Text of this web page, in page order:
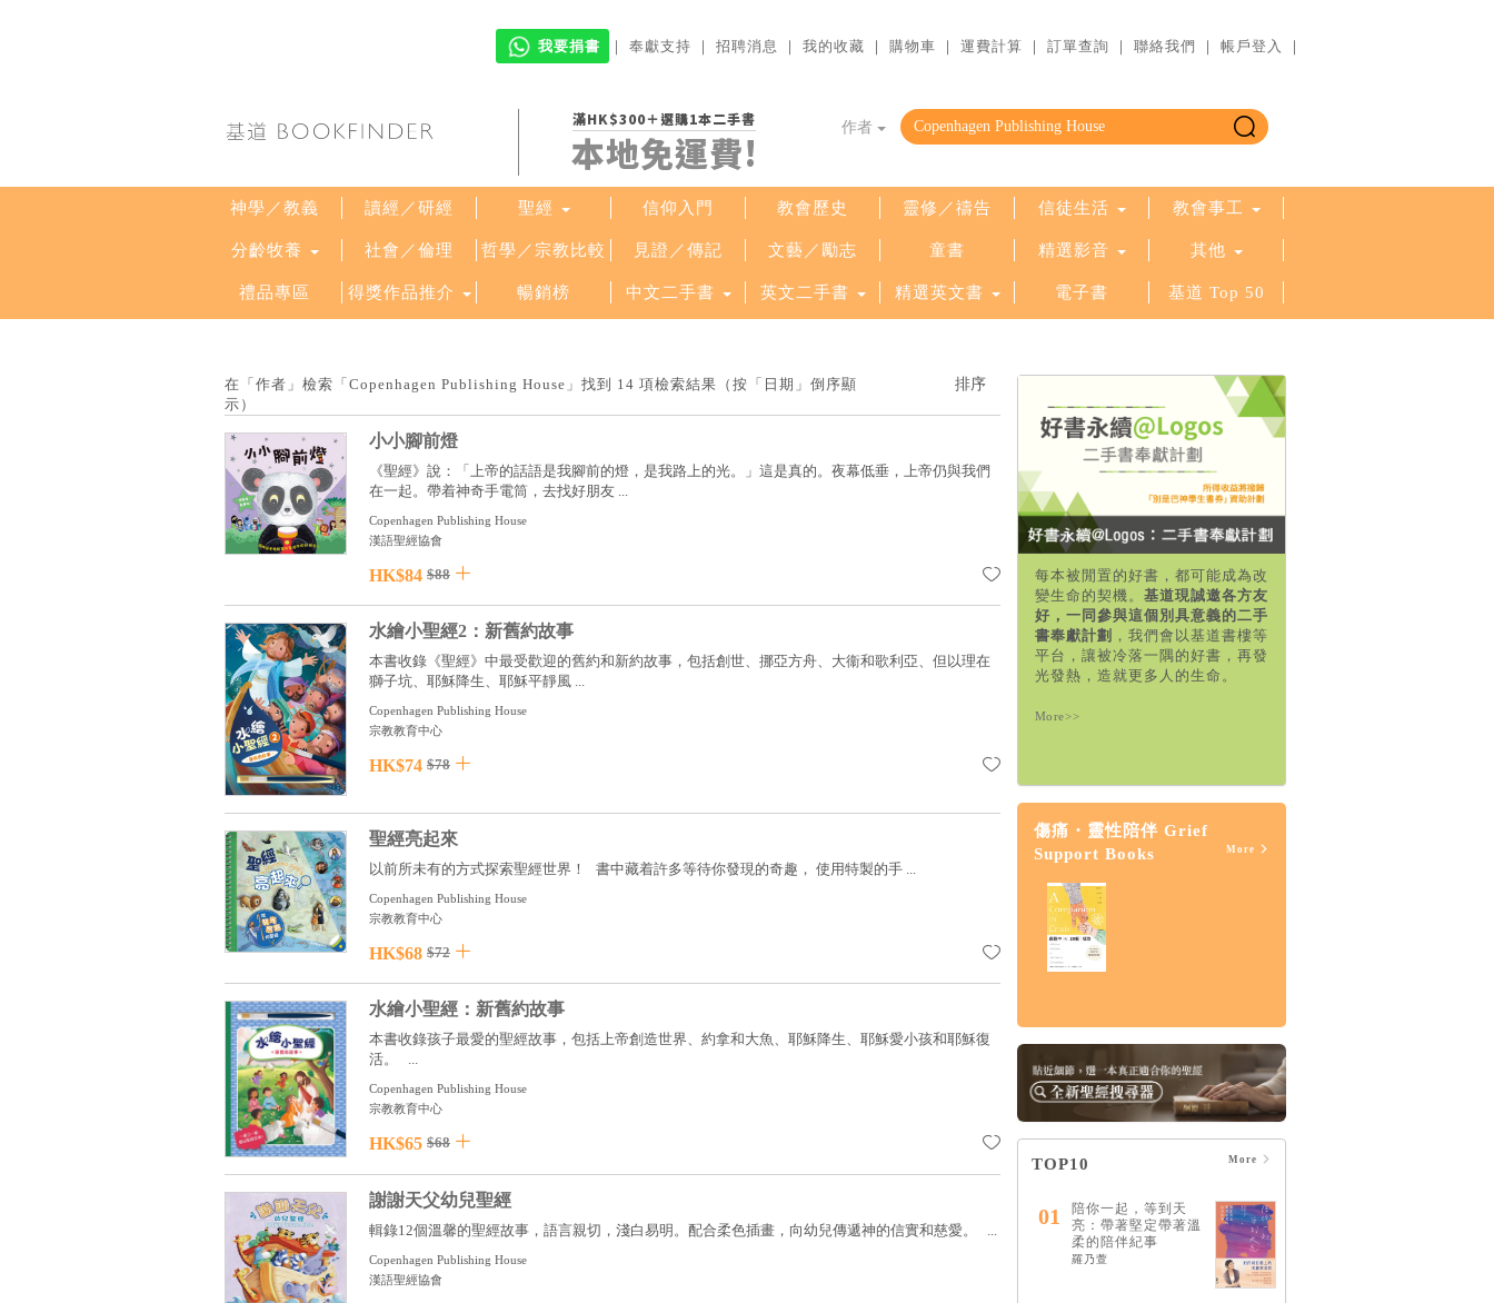
我要捐書 ｜ 奉獻支持 ｜ 招聘消息 ｜ 我的收藏 ｜ 購物車 ｜ 運費計算 ｜ 訂單查詢 ｜ 聯絡我們 ｜ 帳戶登入 ｜
滿HK$300＋選購1本二手書
本地免運費!
作者
神學／教義 讀經／研經 聖經 信仰入門 教會歷史 靈修／禱告 信徒生活 教會事工
分齡牧養 社會／倫理 哲學／宗教比較 見證／傳記 文藝／勵志 童書 精選影音 其他
禮品專區 得獎作品推介 暢銷榜 中文二手書 英文二手書 精選英文書 電子書 基道 Top 50
在「作者」檢索「Copenhagen Publishing House」找到 14 項檢索結果（按「日期」倒序顯
示）
小小腳前燈
《聖經》說：「上帝的話語是我腳前的燈，是我路上的光。」這是真的。夜幕低垂，上帝仍與我們
在一起。帶着神奇手電筒，去找好朋友 ...
Copenhagen Publishing House
漢語聖經協會
HK$84 $88
水繪小聖經2：新舊約故事
本書收錄《聖經》中最受歡迎的舊約和新約故事，包括創世、挪亞方舟、大衞和歌利亞、但以理在
獅子坑、耶穌降生、耶穌平靜風 ...
Copenhagen Publishing House
宗教教育中心
HK$74 $78
聖經亮起來
以前所未有的方式探索聖經世界！ 書中藏着許多等待你發現的奇趣， 使用特製的手 ...
Copenhagen Publishing House
宗教教育中心
HK$68 $72
水繪小聖經：新舊約故事
本書收錄孩子最愛的聖經故事，包括上帝創造世界、約拿和大魚、耶穌降生、耶穌愛小孩和耶穌復
活。 ...
Copenhagen Publishing House
宗教教育中心
HK$65 $68
謝謝天父幼兒聖經
輯錄12個溫馨的聖經故事，語言親切，淺白易明。配合柔色插畫，向幼兒傳遞神的信實和慈愛。 ...
Copenhagen Publishing House
漢語聖經協會
每本被閒置的好書，都可能成為改
變生命的契機。 基道現誠邀各方友
好，一同參與這個別具意義的二手
書奉獻計劃 ，我們會以基道書樓等
平台，讓被冷落一隅的好書，再發
光發熱，造就更多人的生命。
More>>
傷痛・靈性陪伴 Grief
Support Books
More
與楊腓力一起學習陪
伴受苦者
HK$96 $101
TOP10 More
01
陪你一起，等到天
亮：帶著堅定帶著溫
柔的陪伴紀事
羅乃萱